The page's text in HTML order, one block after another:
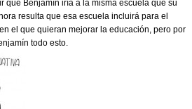
que Benjamín iría a la misma escuela que su
resulta que esa escuela incluirá para el
el que quieran mejorar la educación, pero por
todo esto.